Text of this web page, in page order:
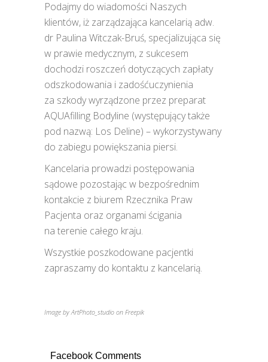
Podajmy do wiadomości Naszych
klientów, iż zarządzająca kancelarią adw.
dr Paulina Witczak-Bruś, specjalizująca się
w prawie medycznym, z sukcesem
dochodzi roszczeń dotyczących zapłaty
odszkodowania i zadośćuczynienia
za szkody wyrządzone przez preparat
AQUAfilling Bodyline (występujący także
pod nazwą: Los Deline) – wykorzystywany
do zabiegu powiększania piersi.
Kancelaria prowadzi postępowania
sądowe pozostając w bezpośrednim
kontakcie z biurem Rzecznika Praw
Pacjenta oraz organami ścigania
na terenie całego kraju.
Wszystkie poszkodowane pacjentki
zapraszamy do kontaktu z kancelarią.
Image by ArtPhoto_studio on Freepik
Facebook Comments